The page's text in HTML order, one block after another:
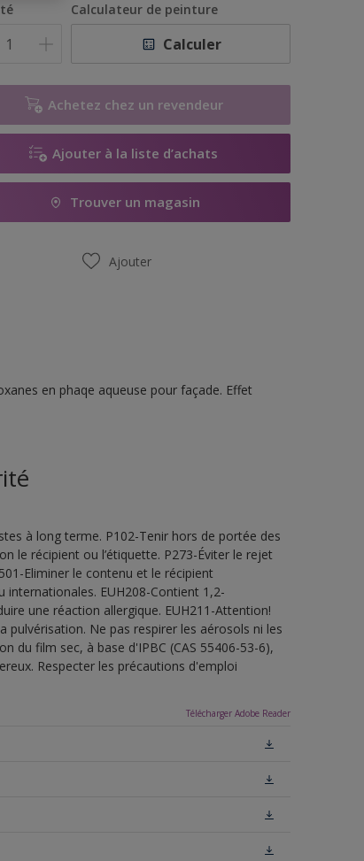
Calculateur de peinture
Calculer
Achetez chez un revendeur
Ajouter à la liste d’achats
Trouver un magasin
Ajouter
en phaqe aqueuse pour façade. Effet
à long terme. P102-Tenir hors de portée des
le récipient ou l’étiquette. P273-Éviter le rejet
Eliminer le contenu et le récipient
EUH208-Contient 1,2-
une réaction allergique. EUH211-Attention!
Ne pas respirer les aérosols ni les
du film sec, à base d'IPBC (CAS 55406-53-6),
Respecter les précautions d'emploi
Télécharger Adobe Reader